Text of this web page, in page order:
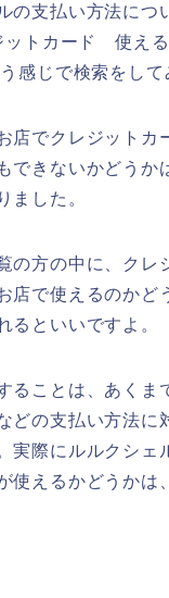
の支払い方法に
トカード 使え
感じで検索をして
店でクレジット
できないかどう
ました。
の方の中に、ク
店で使えるのか
るといいですよ。
ることは、あく
どの支払い方法
実際にルルクシ
使えるかどうか